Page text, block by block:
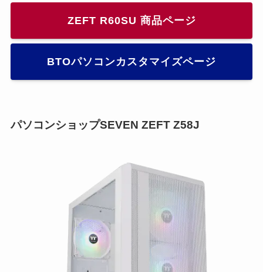
ZEFT R60SU 商品ページ
BTOパソコンカスタマイズページ
パソコンショップSEVEN ZEFT Z58J